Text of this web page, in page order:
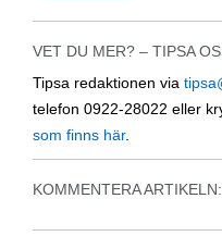
VET DU MER? – TIPSA
Tipsa redaktionen via
telefon 0922-28022 eller
som finns här.
KOMMENTERA ARTIKELN: